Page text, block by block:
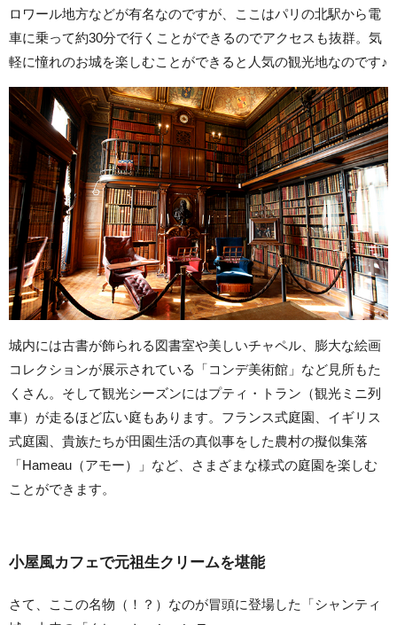
ロワール地方などが有名なのですが、ここはパリの北駅から電
車に乗って約30分で行くことができるのでアクセスも抜群。気
軽に憧れのお城を楽しむことができると人気の観光地なのです♪
城内には古書が飾られる図書室や美しいチャペル、膨大な絵画
コレクションが展示されている「コンデ美術館」など見所もた
くさん。そして観光シーズンにはプティ・トラン（観光ミニ列
車）が走るほど広い庭もあります。フランス式庭園、イギリス
式庭園、貴族たちが田園生活の真似事をした農村の擬似集落
「Hameau（アモー）」など、さまざまな様式の庭園を楽しむ
ことができます。
小屋風カフェで元祖生クリームを堪能
さて、ここの名物（！？）なのが冒頭に登場した「シャンティ